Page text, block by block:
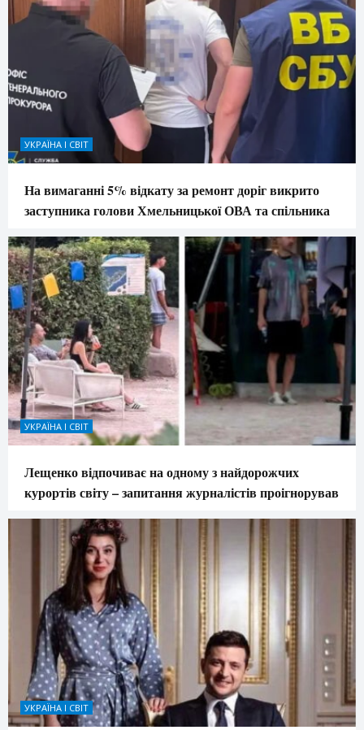
УКРАЇНА І СВІТ
На вимаганні 5% відкату за ремонт доріг викрито
заступника голови Хмельницької ОВА та спільника
УКРАЇНА І СВІТ
Лещенко відпочиває на одному з найдорожчих
курортів світу – запитання журналістів проігнорував
УКРАЇНА І СВІТ